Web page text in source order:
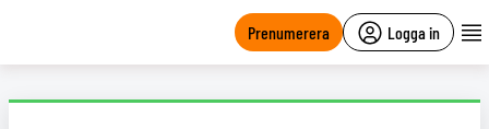
Prenumerera Logga in